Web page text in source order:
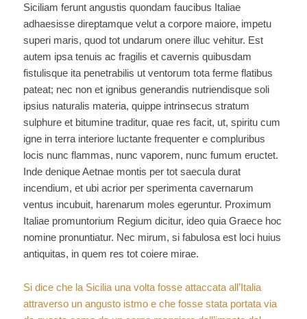
Siciliam ferunt angustis quondam faucibus Italiae
adhaesisse direptamque velut a corpore maiore, impetu
superi maris, quod tot undarum onere illuc vehitur. Est
autem ipsa tenuis ac fragilis et cavernis quibusdam
fistulisque ita penetrabilis ut ventorum tota ferme flatibus
pateat; nec non et ignibus generandis nutriendisque soli
ipsius naturalis materia, quippe intrinsecus stratum
sulphure et bitumine traditur, quae res facit, ut, spiritu cum
igne in terra interiore luctante frequenter e compluribus
locis nunc flammas, nunc vaporem, nunc fumum eructet.
Inde denique Aetnae montis per tot saecula durat
incendium, et ubi acrior per sperimenta cavernarum
ventus incubuit, harenarum moles egeruntur. Proximum
Italiae promuntorium Regium dicitur, ideo quia Graece hoc
nomine pronuntiatur. Nec mirum, si fabulosa est loci huius
antiquitas, in quem res tot coiere mirae.
Si dice che la Sicilia una volta fosse attaccata all’Italia
attraverso un angusto istmo e che fosse stata portata via